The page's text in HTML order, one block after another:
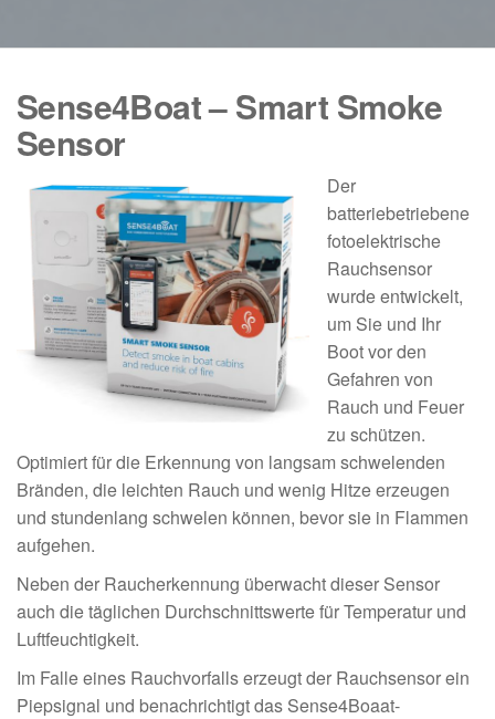
Sense4Boat – Smart Smoke
Sensor
Der
batteriebetriebene
fotoelektrische
Rauchsensor
wurde entwickelt,
um Sie und Ihr
Boot vor den
Gefahren von
Rauch und Feuer
zu schützen.
Optimiert für die Erkennung von langsam schwelenden
Bränden, die leichten Rauch und wenig Hitze erzeugen
und stundenlang schwelen können, bevor sie in Flammen
aufgehen.
Neben der Raucherkennung überwacht dieser Sensor
auch die täglichen Durchschnittswerte für Temperatur und
Luftfeuchtigkeit.
Im Falle eines Rauchvorfalls erzeugt der Rauchsensor ein
Piepsignal und benachrichtigt das Sense4Boaat-